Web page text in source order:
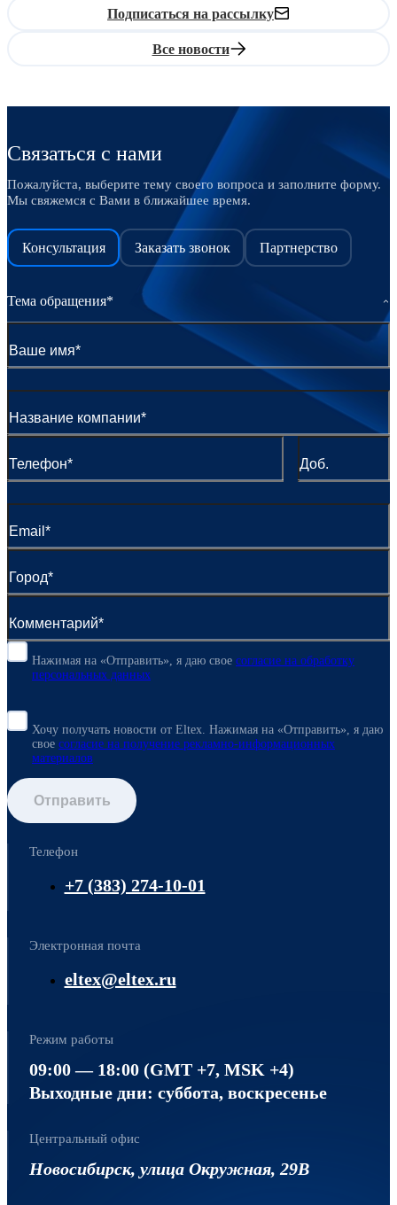
Подписаться на рассылку
Все новости
Связаться с нами
Пожалуйста, выберите тему своего вопроса и заполните форму.
Мы свяжемся с Вами в ближайшее время.
Консультация Заказать звонок Партнерство
Тема обращения*
Нажимая на «Отправить», я даю свое согласие на обработку
персональных данных
Хочу получать новости от Eltex. Нажимая на «Отправить», я даю
свое согласие на получение рекламно-информационных
материалов
Отправить
Телефон
+7 (383) 274-10-01
Электронная почта
eltex@eltex.ru
Режим работы
09:00 — 18:00 (GMT +7, MSK +4)
Выходные дни: суббота, воскресенье
Центральный офис
Новосибирск, улица Окружная, 29В